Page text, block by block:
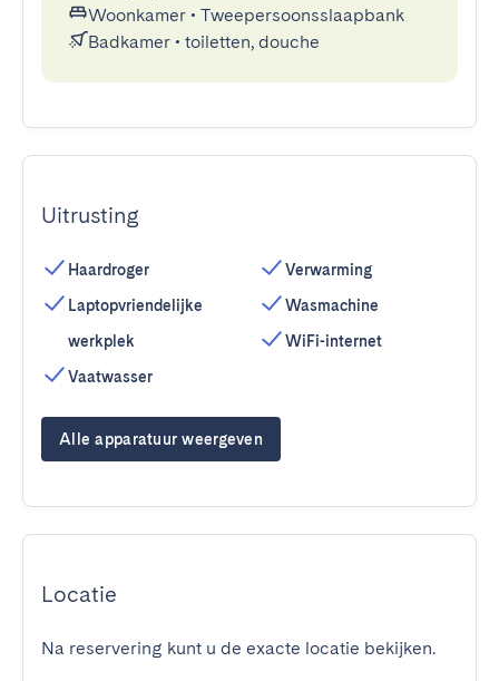
Woonkamer • Tweepersoonsslaapbank
Badkamer • toiletten, douche
Uitrusting
Haardroger
Laptopvriendelijke
werkplek
Vaatwasser
Verwarming
Wasmachine
WiFi-internet
Alle apparatuur weergeven
Locatie
Na reservering kunt u de exacte locatie bekijken.